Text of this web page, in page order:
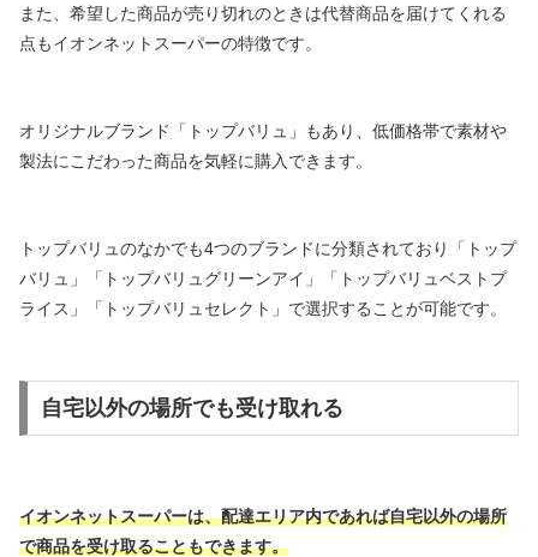
また、希望した商品が売り切れのときは代替商品を届けてくれる
点もイオンネットスーパーの特徴です。
オリジナルブランド「トップバリュ」もあり、低価格帯で素材や
製法にこだわった商品を気軽に購入できます。
トップバリュのなかでも4つのブランドに分類されており「トップ
バリュ」「トップバリュグリーンアイ」「トップバリュベストプ
ライス」「トップバリュセレクト」で選択することが可能です。
自宅以外の場所でも受け取れる
イオンネットスーパーは、配達エリア内であれば自宅以外の場所
で商品を受け取ることもできます。